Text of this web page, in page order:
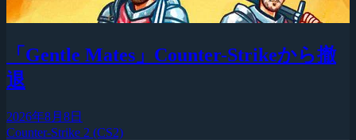
「Gentle Mates」Counter-Strikeから撤
退
2026年8月8日
Counter-Strike 2 (CS2)